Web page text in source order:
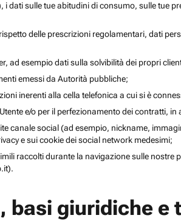
dati sulle tue abitudini di consumo, sulle tue
delle prescrizioni regolamentari, dati
ad esempio dati sulla solvibilità dei propri
emessi da Autorità pubbliche;
inerenti alla cella telefonica a cui si è
e/o per il perfezionamento dei contratti,
canale social (ad esempio, nickname,
e sui cookie dei social network medesimi;
raccolti durante la navigazione sulle
giuridiche e